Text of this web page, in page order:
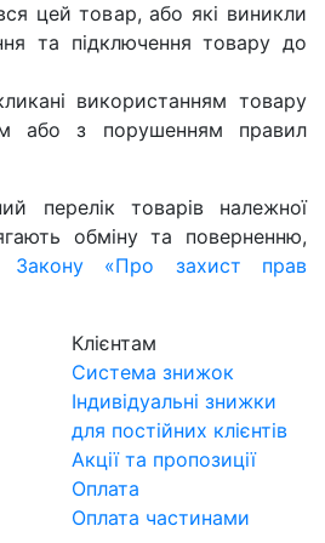
цей товар, або які виникли
та підключення товару до
використанням товару
або з порушенням правил
перелік товарів належної
обміну та поверненню,
«Про захист прав
Клієнтам
Система знижок
Індивідуальні знижки
для постійних клієнтів
Акції та пропозиції
Оплата
Оплата частинами